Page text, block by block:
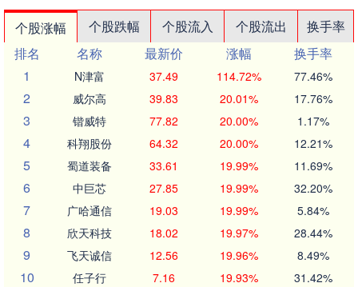
个股涨幅 个股跌幅 个股流入 个股流出
换手率
排名
名称 最新价 涨幅
换手率
1
N津富 37.49 114.72% 77.46%
2 威尔高 39.83 20.01% 17.76%
3 锴威特 77.82 20.00% 1.17%
4 科翔股份 64.32 20.00% 12.21%
5 蜀道装备 33.61 19.99% 11.69%
6 中巨芯 27.85 19.99% 32.20%
7 广哈通信 19.03 19.99% 5.84%
8 欣天科技 18.02 19.97% 28.44%
9 飞天诚信 12.56 19.96% 8.49%
10 任子行 7.16 19.93% 31.42%